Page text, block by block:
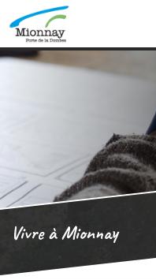
Vivre à Mionnay